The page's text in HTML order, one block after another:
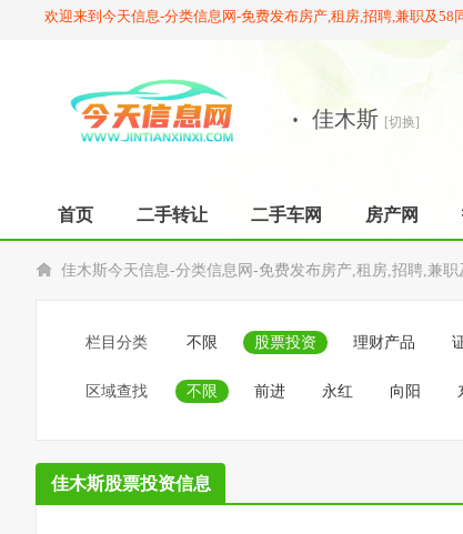
欢迎来到今天信息-分类信息网-免费发布房产,租房,招聘,兼职及58
· 佳木斯 [切换]
首页 二手转让 二手车网 房产网
佳木斯今天信息-分类信息网-免费发布房产,租房,招聘,兼职
栏目分类 不限 股票投资 理财产品
区域查找 不限 前进 永红 向阳
佳木斯股票投资信息